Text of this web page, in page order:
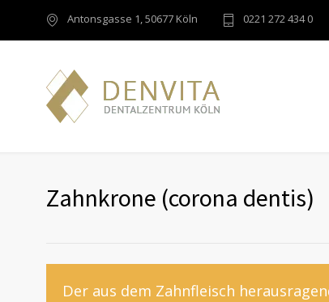
Antonsgasse 1, 50677 Köln 0221 272 434 0
Zahnkrone (corona dentis)
Der aus dem Zahnfleisch